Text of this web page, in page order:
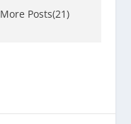
More Posts(21)